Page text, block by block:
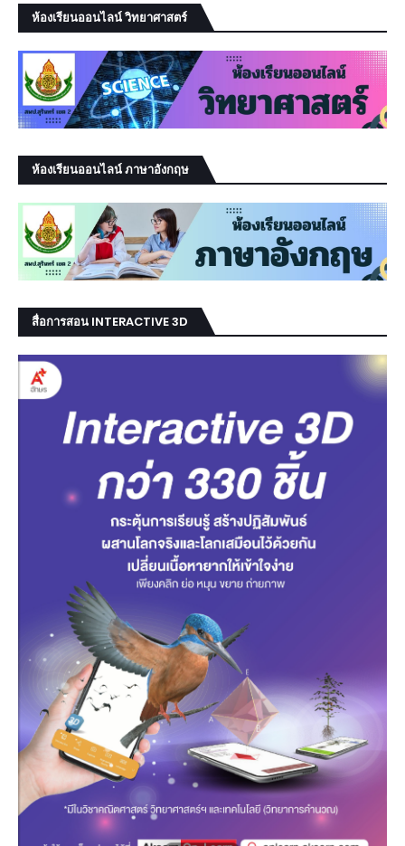
ห้องเรียนออนไลน์ วิทยาศาสตร์
ห้องเรียนออนไลน์ ภาษาอังกฤษ
สื่อการสอน INTERACTIVE 3D